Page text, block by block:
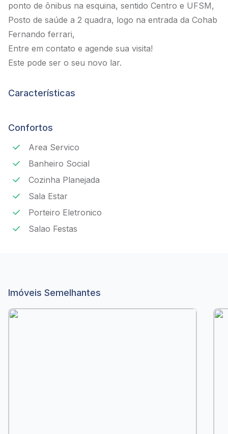
ponto de ônibus na esquina, sentido Centro e UFSM,
Posto de saúde a 2 quadra, logo na entrada da Cohab
Fernando ferrari,
Entre em contato e agende sua visita!
Este pode ser o seu novo lar.
Características
Confortos
Area Servico
Banheiro Social
Cozinha Planejada
Sala Estar
Porteiro Eletronico
Salao Festas
Imóveis Semelhantes